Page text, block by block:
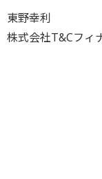
東野幸利
株式会社T&Cフィ